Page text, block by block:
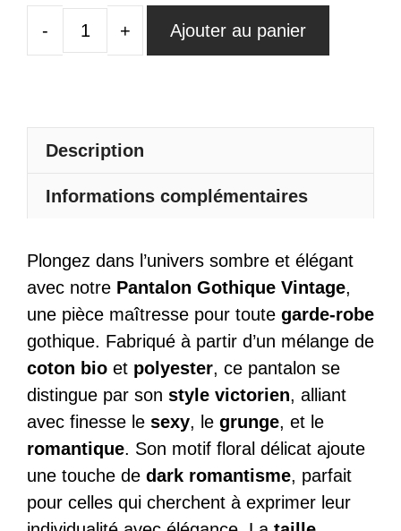
quantité
Gothique
Vintage
Ajouter au panier
Description
Informations complémentaires
Plongez dans l’univers sombre et élégant
avec notre Pantalon Gothique Vintage,
une pièce maîtresse pour toute garde-robe
gothique. Fabriqué à partir d’un mélange de
coton bio et polyester, ce pantalon se
distingue par son style victorien, alliant
avec finesse le sexy, le grunge, et le
romantique. Son motif floral délicat ajoute
une touche de dark romantisme, parfait
pour celles qui cherchent à exprimer leur